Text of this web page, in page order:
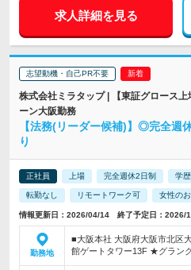
求人詳細を見る
志望動機・自己PR不要
株式会社ミラタップ | 【東証グロース
ーン大阪勤務
【法務(リーダー候補)】◎完全週
り
正社員 上場 完全週休2日制 学
転勤なし リモートワーク可 女性の
情報更新日：2026/04/14 終了予定日：2026/
勤務地
■大阪本社 大阪府大阪市北区
館ゲートタワー13F ★グラン